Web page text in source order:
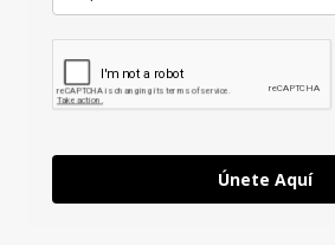
Únete Aquí